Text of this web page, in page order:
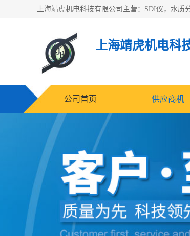
上海靖虎机电科
公司首页 供应商机